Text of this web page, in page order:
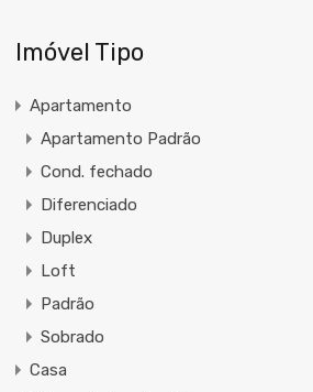
Imóvel Tipo
Apartamento
Apartamento Padrão
Cond. fechado
Diferenciado
Duplex
Loft
Padrão
Sobrado
Casa